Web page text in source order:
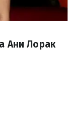
Ани Лорак